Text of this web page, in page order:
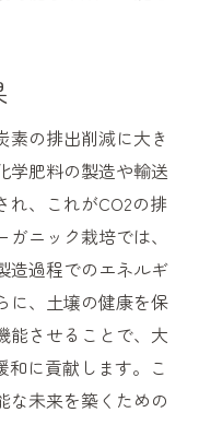
素の排出削減に大き
学肥料の製造や輸送
れ、これがCO2の排
ニック栽培では、
造過程でのエネルギ
に、土壌の健康を保
能させることで、大
和に貢献します。こ
な未来を築くための